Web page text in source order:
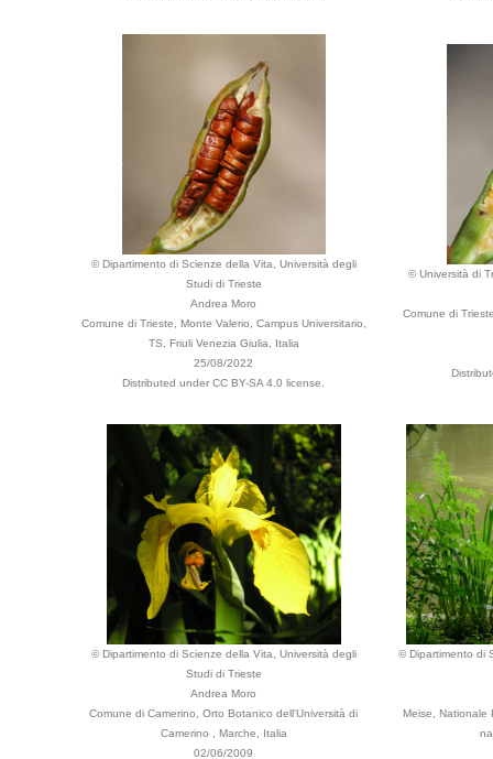
© Dipartimento di Scienze della Vita, Università degli
Studi di Trieste
Andrea Moro
Comune di Trieste, Monte Valerio, Campus Universitario,
TS, Friuli Venezia Giulia, Italia
25/08/2022
Distributed under CC BY-SA 4.0 license.
© Università di
Comune di
© Dipartimento di Scienze della Vita, Università degli
Studi di Trieste
Andrea Moro
Comune di Camerino, Orto Botanico dell'Università di
Camerino , Marche, Italia
02/06/2009
© Dipartimento di
Meise, Nationale